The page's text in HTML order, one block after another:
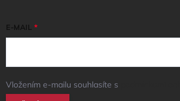
E-MAIL
Vložením e-mailu souhlasíte s